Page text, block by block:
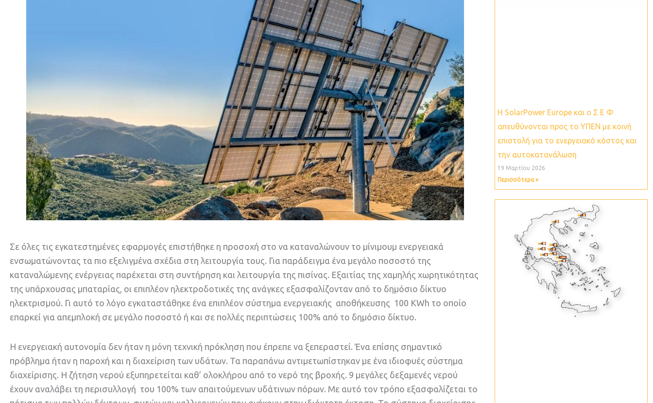
Σε όλες τις εγκατεστημένες εφαρμογές επιστήθηκε η προσοχή στο να καταναλώνουν το μίνιμουμ ενεργειακά
ενσωματώνοντας τα πιο εξελιγμένα σχέδια στη λειτουργία τους. Για παράδειγμα ένα μεγάλο ποσοστό της
καταναλώμενης ενέργειας παρέχεται στη συντήρηση και λειτουργία της πισίνας. Εξαιτίας της χαμηλής χωρητικότητας
της υπάρχουσας μπαταρίας, οι επιπλέον ηλεκτροδοτικές της ανάγκες εξασφαλίζονταν από το δημόσιο δίκτυο
ηλεκτρισμού. Γι αυτό το λόγο εγκαταστάθηκε ένα επιπλέον σύστημα ενεργειακής αποθήκευσης 100 KWh το οποίο
επαρκεί για απεμπλοκή σε μεγάλο ποσοστό ή και σε πολλές περιπτώσεις 100% από το δημόσιο δίκτυο.
Η ενεργειακή αυτονομία δεν ήταν η μόνη τεχνική πρόκληση που έπρεπε να ξεπεραστεί. Ένα επίσης σημαντικό
πρόβλημα ήταν η παροχή και η διαχείριση των υδάτων. Τα παραπάνω αντιμετωπίστηκαν με ένα ιδιοφυές σύστημα
διαχείρισης. Η ζήτηση νερού εξυπηρετείται καθ’ ολοκλήρου από το νερό της βροχής. 9 μεγάλες δεξαμενές νερού
έχουν αναλάβει τη περισυλλογή του 100% των απαιτούμενων υδάτινων πόρων. Με αυτό τον τρόπο εξασφαλίζεται το
Η SolarPower Europe και ο Σ Ε Φ
απευθύνονται προς το ΥΠΕΝ με κοινή
επιστολή για το ενεργειακό κόστος και
την αυτοκατανάλωση
19 Μαρτίου 2026
Περισσότερα »